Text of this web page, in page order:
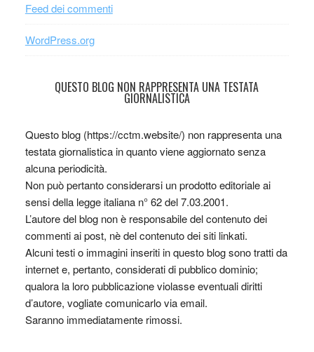
Feed dei commenti
WordPress.org
QUESTO BLOG NON RAPPRESENTA UNA TESTATA
GIORNALISTICA
Questo blog (https://cctm.website/) non rappresenta una
testata giornalistica in quanto viene aggiornato senza
alcuna periodicità.
Non può pertanto considerarsi un prodotto editoriale ai
sensi della legge italiana n° 62 del 7.03.2001.
L’autore del blog non è responsabile del contenuto dei
commenti ai post, nè del contenuto dei siti linkati.
Alcuni testi o immagini inseriti in questo blog sono tratti da
internet e, pertanto, considerati di pubblico dominio;
qualora la loro pubblicazione violasse eventuali diritti
d’autore, vogliate comunicarlo via email.
Saranno immediatamente rimossi.